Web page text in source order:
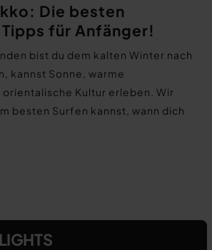
Die besten
für Anfänger!
bist du dem kalten Winter nach
kannst Sonne, warme
Kultur erleben. Wir
besten Surfen kannst, wann dich